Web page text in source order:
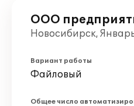
ООО
Новосибирск,
Вариант работы
Файловый
Общее число